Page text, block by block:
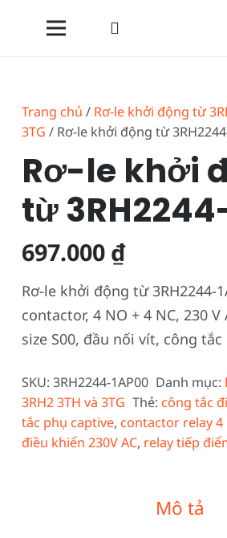
Trang chủ / Rơ-le khởi động từ
3TG / Rơ-le khởi động từ
Rơ-le khởi
từ
697.000 ₫
Rơ-le khởi động từ 3RH2244-
contactor, 4 NO + 4 NC, 230 V
size S00, đầu nối vít, công
SKU: 3RH2244-1AP00 Danh mục:
3RH2 3TH và 3TG Thẻ: công tắc
tắc phụ captive, contactor relay 4
điều khiển 230V AC, relay tiếp
Mô tả